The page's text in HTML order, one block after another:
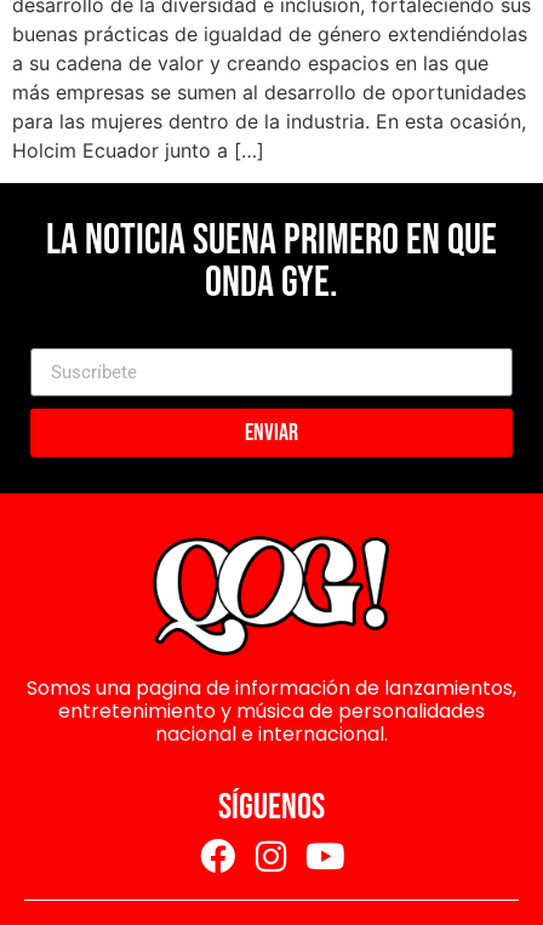
desarrollo de la diversidad e inclusión, fortaleciendo sus
buenas prácticas de igualdad de género extendiéndolas
a su cadena de valor y creando espacios en las que
más empresas se sumen al desarrollo de oportunidades
para las mujeres dentro de la industria. En esta ocasión,
Holcim Ecuador junto a […]
La noticia suena primero en Que
Onda Gye.
Enviar
Somos una pagina de información de lanzamientos,
entretenimiento y música de personalidades
nacional e internacional.
SÍGUENOS